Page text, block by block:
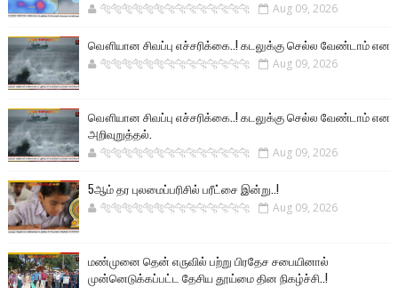
🐅🐅🐅🐅🐅🐅🐆🐆🐆🐆🐆🐆🐆🐆 Aug 09, 2026
வௌியான சிவப்பு எச்சரிக்கை..! கடலுக்கு செல்ல வேண்டாம் என
🐅🐅🐅🐅🐅🐅🐆🐆🐆🐆🐆🐆🐆🐆 Aug 09, 2026
வௌியான சிவப்பு எச்சரிக்கை..! கடலுக்கு செல்ல வேண்டாம் என
அறிவுறுத்தல்.
🐅🐅🐅🐅🐅🐅🐆🐆🐆🐆🐆🐆🐆🐆 Aug 09, 2026
5ஆம் தர புலமைப்பரிசில் பரீட்சை இன்று..!
🐅🐅🐅🐅🐅🐅🐆🐆🐆🐆🐆🐆🐆🐆 Aug 09, 2026
மண்முனை தென் எருவில் பற்று பிரதேச சபையினால்
முன்னெடுக்கப்பட்ட தேசிய தூய்மை தின நிகழ்ச்சி..!